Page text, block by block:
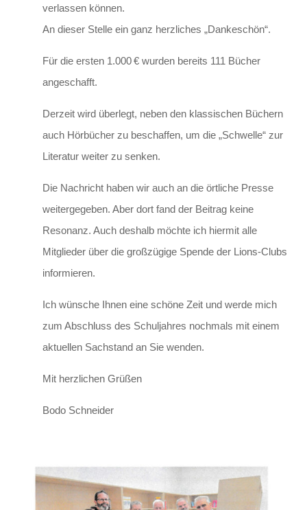
verlassen können.
An dieser Stelle ein ganz herzliches „Dankeschön“.
Für die ersten 1.000 € wurden bereits 111 Bücher
angeschafft.
Derzeit wird überlegt, neben den klassischen Büchern
auch Hörbücher zu beschaffen, um die „Schwelle“ zur
Literatur weiter zu senken.
Die Nachricht haben wir auch an die örtliche Presse
weitergegeben. Aber dort fand der Beitrag keine
Resonanz. Auch deshalb möchte ich hiermit alle
Mitglieder über die großzügige Spende der Lions-Clubs
informieren.
Ich wünsche Ihnen eine schöne Zeit und werde mich
zum Abschluss des Schuljahres nochmals mit einem
aktuellen Sachstand an Sie wenden.
Mit herzlichen Grüßen
Bodo Schneider